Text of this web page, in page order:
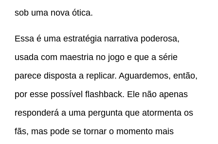
sob uma nova ótica.
Essa é uma estratégia narrativa poderosa,
usada com maestria no jogo e que a série
parece disposta a replicar. Aguardemos, então,
por esse possível flashback. Ele não apenas
responderá a uma pergunta que atormenta os
fãs, mas pode se tornar o momento mais